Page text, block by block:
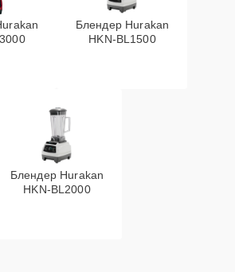
Блендер Hurakan
HKN‑BL1500
Блендер Hurakan
HKN‑BL2000